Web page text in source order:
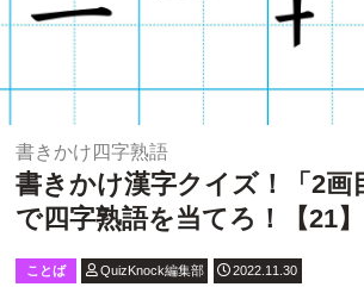
書きかけ四字熟語
書きかけ漢字クイズ！「2画
で四字熟語を当てろ！【21】
ことば QuizKnock編集部 2022.11.30